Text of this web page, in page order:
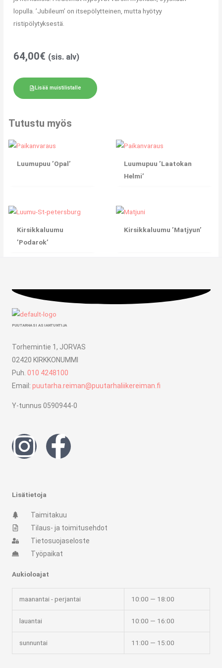
lopulla. ’Jubileum’ on itsepölytteinen, mutta hyötyy
ristipölytyksestä.
64,00€ (sis. alv)
Lisää muistilistalle
Tutustu myös
Luumupuu ’Opal’
Luumupuu ’Laatokan
Helmi’
Kirsikkaluumu
’Podarok’
Kirsikkaluumu ’Matjyun’
PUUTARHASI ASIANTUNTIJA
Torhemintie 1, JORVAS
02420 KIRKKONUMMI
Puh. 010 4248100
Email: puutarha.reiman@puutarhaliikereiman.fi
Y-tunnus 0590944-0
I
n
s
t
a
g
r
a
m
F
a
e
b
o
o
k
-
Lisätietoja
Taimitakuu
Tilaus- ja toimitusehdot
Tietosuojaseloste
Työpaikat
Aukioloajat
maanantai - perjantai 10:00 — 18:00
lauantai 10:00 — 16:00
sunnuntai 11:00 — 15:00